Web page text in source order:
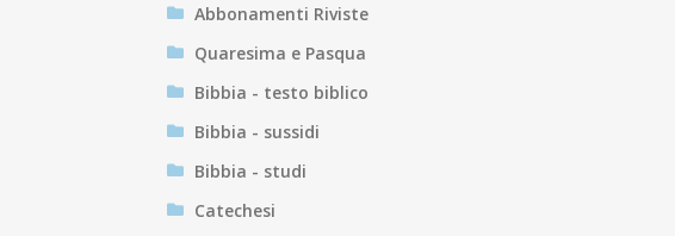
Abbonamenti Riviste
Quaresima e Pasqua
Bibbia - testo biblico
Bibbia - sussidi
Bibbia - studi
Catechesi